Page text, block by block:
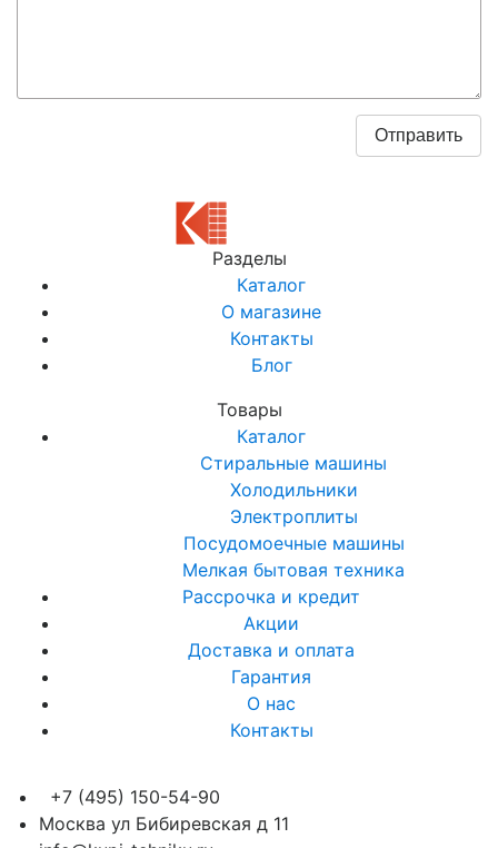
Разделы
Каталог
О магазине
Контакты
Блог
Товары
Каталог
Стиральные машины
Холодильники
Электроплиты
Посудомоечные машины
Мелкая бытовая техника
Рассрочка и кредит
Акции
Доставка и оплата
Гарантия
О нас
Контакты
+7 (495) 150-54-90
Москва ул Бибиревская д 11